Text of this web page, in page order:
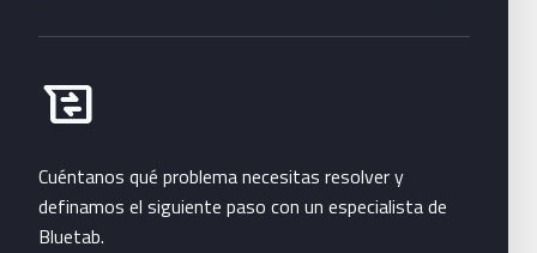
business_messages
Habla con Bluetab
Cuéntanos qué problema necesitas resolver y
definamos el siguiente paso con un especialista de
Bluetab.